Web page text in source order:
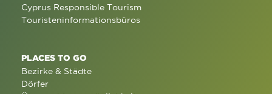
Cyprus Responsible Tourism
Touristeninformationsbüros
PLACES TO GO
Bezirke & Städte
Dörfer